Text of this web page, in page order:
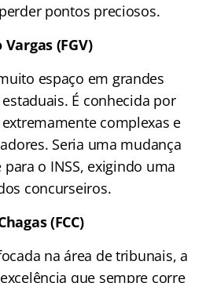
pontos preciosos.
(FGV)
espaço em grandes
É conhecida por
complexas e
Seria uma mudança
o INSS, exigindo uma
concurseiros.
(FCC)
na área de tribunais, a
que sempre corre